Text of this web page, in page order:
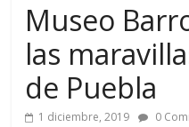
Museo
las
de Puebla
1 diciembre, 2019 0